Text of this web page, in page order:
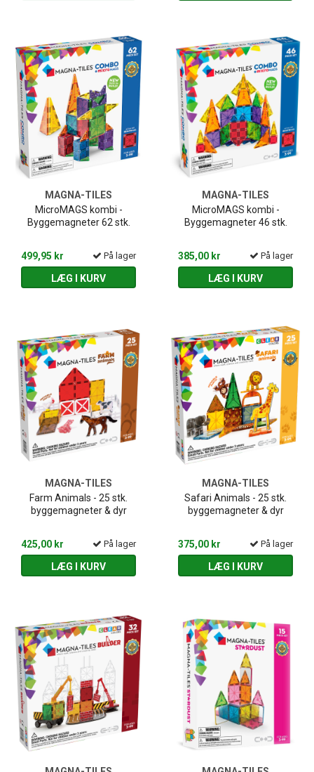
MAGNA-TILES
MicroMAGS kombi -
Byggemagneter 62 stk.
499,95 kr På lager
LÆG I KURV
MAGNA-TILES
MicroMAGS kombi -
Byggemagneter 46 stk.
385,00 kr På lager
LÆG I KURV
MAGNA-TILES
Farm Animals - 25 stk.
byggemagneter & dyr
425,00 kr På lager
LÆG I KURV
MAGNA-TILES
Safari Animals - 25 stk.
byggemagneter & dyr
375,00 kr På lager
LÆG I KURV